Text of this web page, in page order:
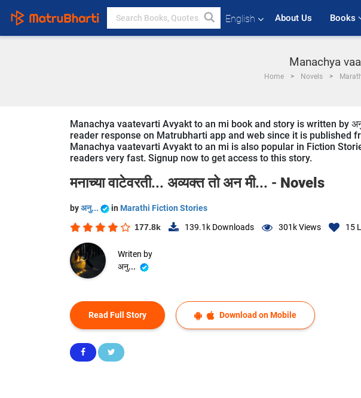
English About Us Books
Manachya
Home Novels
Manachya vaatevarti Avyakt to an mi book and story is written by
reader response on Matrubharti app and web since it is published
Manachya vaatevarti Avyakt to an mi is also popular in Fiction
readers very fast. Signup now to get access to this story.
मनाच्या वाटेवरती... अव्यक्त तो अन मी... - Novels
byअनु... in Marathi Fiction Stories
177.8k 139.1k Downloads 301kViews 15
Writen by
अनु...
Read Full Story Download on Mobile